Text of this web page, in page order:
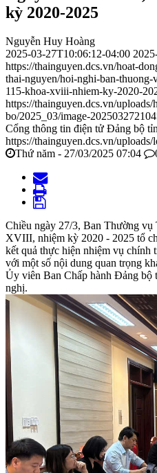
kỳ 2020-2025
Nguyễn Huy Hoàng
2025-03-27T10:06:12-04:00
https://thainguyen.dcs.vn/hoat-
thai-nguyen/hoi-nghi-ban-
115-khoa-xviii-nhiem-ky-2020-
https://thainguyen.dcs.vn/uploads/
bo/2025_03/image-
Cổng thông tin điện tử Đảng bộ
https://thainguyen.dcs.vn/
Thứ năm - 27/03/2025 07:04
Chiều ngày 27/3, Ban Thường
XVIII, nhiệm kỳ 2020 - 2025 tổ
kết quả thực hiện nhiệm vụ
với một số nội dung quan trọng
Ủy viên Ban Chấp hành Đảng
nghị.